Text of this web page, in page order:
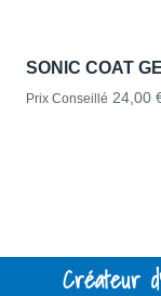
SONIC COAT
Prix Conseillé 24,00
Créateur